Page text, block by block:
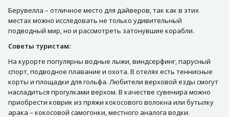
Берувелла – отличное место для дайверов, так как в этих
местах можно исследовать не только удивительный
подводный мир, но и рассмотреть затонувшие корабли.
Советы туристам:
На курорте популярны водные лыжи, виндсерфинг, парусный
спорт, подводное плавание и охота. В отелях есть теннисные
корты и площадки для гольфа. Любители верховой езды смогут
насладиться прогулками верхом. В качестве сувенира можно
приобрести коврик из пряжи кокосового волокна или бутылку
арака – кокосовой самогонки, местного аналога водки.